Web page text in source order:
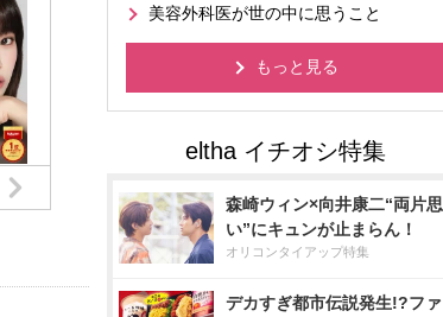
美容外科医が世の中に思うこと
もっと見る
森崎ウィン×向井康二“両片思
い”にキュンが止まらん！
オリコンタイアップ特集
デカすぎ都市伝説発生!?ファ